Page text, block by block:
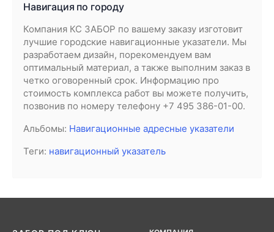
Навигация по городу
Компания КС ЗАБОР по вашему заказу изготовит
лучшие городские навигационные указатели. Мы
разработаем дизайн, порекомендуем вам
оптимальный материал, а также выполним заказ в
четко оговоренный срок. Информацию про
стоимость комплекса работ вы можете получить,
позвонив по номеру телефону +7 495 386-01-00.
Альбомы: Навигационные адресные указатели
Теги: навигационный указатель